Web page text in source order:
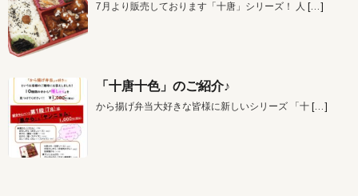
7月より販売しております「十唐」シリーズ！ 人 […]
「十唐十色」のご紹介♪
から揚げ弁当大好きな皆様に新しいシリーズ 「十 […]